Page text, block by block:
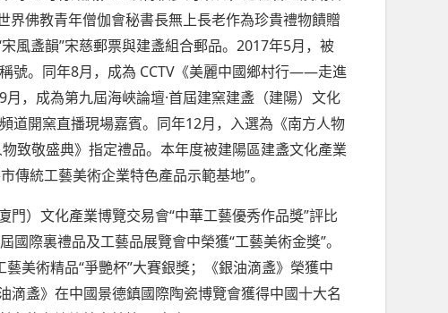
界佛教青年僧伽會秘書長無上長老作為珍貴禮物饋贈
宋風盞韻”宋慈郵票與建盞組合郵品。 2017年5月，被
號。同年8月，成為 CCTV 《美麗中國鄉村行——走進
9月，成為第九屆海峽論壇·首屆建窯建盞（建陽）文化
道開窯直播現場嘉賓。同年12月，入選為《南方人物
致敬盛典》指定禮品。本年度被建陽區建盞文化產業
傳統工藝美術企業特色產品示範基地”。
門）文化產業博覽交易會“中華工藝優秀作品獎”評比
國際裏禮品及工藝品展覽會中榮獲“工藝美術金獎”。
藝美術精品“爭艷杯”大賽銀獎；《銀油滴盞》榮獲中
滴盞》在中國景德鎮國際陶瓷博覽會獲得中國十大名